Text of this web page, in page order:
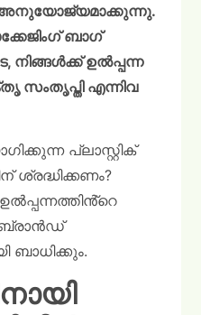
ബാഗ്
നിങ്ങൾക്ക് ഉൽപ്പന്ന
എന്നിവ
പ്ലാസ്റ്റിക്
ശ്രദ്ധിക്കണം?
ബാധിക്കും.